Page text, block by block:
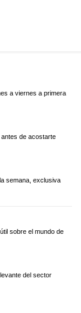
a viernes a primera
de acostarte
semana, exclusiva
sobre el mundo de
del sector